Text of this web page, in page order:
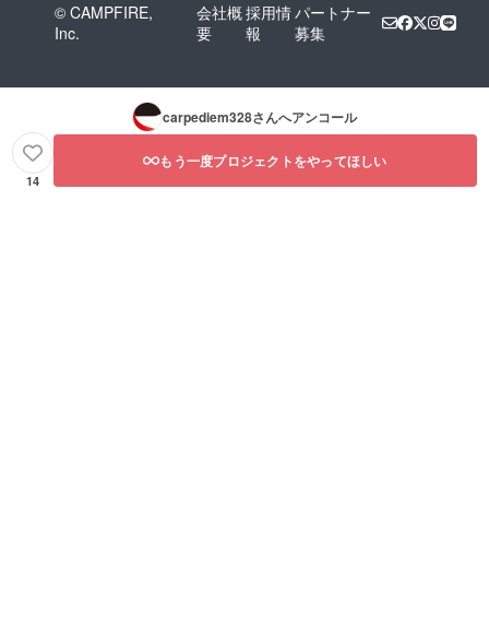
© CAMPFIRE,
Inc.
会社概
要
採用情
報
パートナー
募集
carpediem328さんへアンコール
14
もう一度プロジェクトをやってほしい